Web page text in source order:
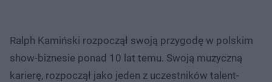
Ralph Kamiński rozpoczął swoją przygodę w polskim
show-biznesie ponad 10 lat temu. Swoją muzyczną
karierę, rozpoczął jako jeden z uczestników talent-